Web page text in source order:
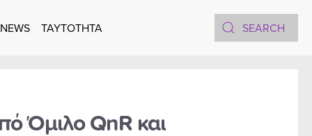
TAYTOTHTA
Όμιλο QnR και